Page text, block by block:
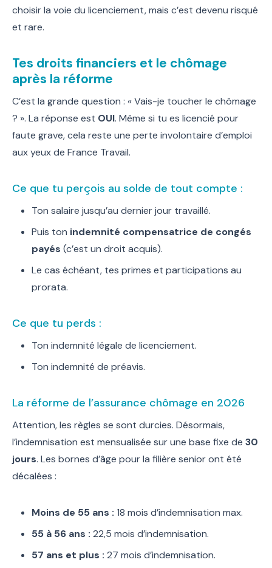
choisir la voie du licenciement, mais c’est devenu risqué
et rare.
Tes droits financiers et le chômage
après la réforme
C’est la grande question : « Vais-je toucher le chômage
? ». La réponse est OUI. Même si tu es licencié pour
faute grave, cela reste une perte involontaire d’emploi
aux yeux de France Travail.
Ce que tu perçois au solde de tout compte :
Ton salaire jusqu’au dernier jour travaillé.
Puis ton indemnité compensatrice de congés
payés (c’est un droit acquis).
Le cas échéant, tes primes et participations au
prorata.
Ce que tu perds :
Ton indemnité légale de licenciement.
Ton indemnité de préavis.
La réforme de l’assurance chômage en 2026
Attention, les règles se sont durcies. Désormais,
l’indemnisation est mensualisée sur une base fixe de 30
jours. Les bornes d’âge pour la filière senior ont été
décalées :
Moins de 55 ans : 18 mois d’indemnisation max.
55 à 56 ans : 22,5 mois d’indemnisation.
57 ans et plus : 27 mois d’indemnisation.